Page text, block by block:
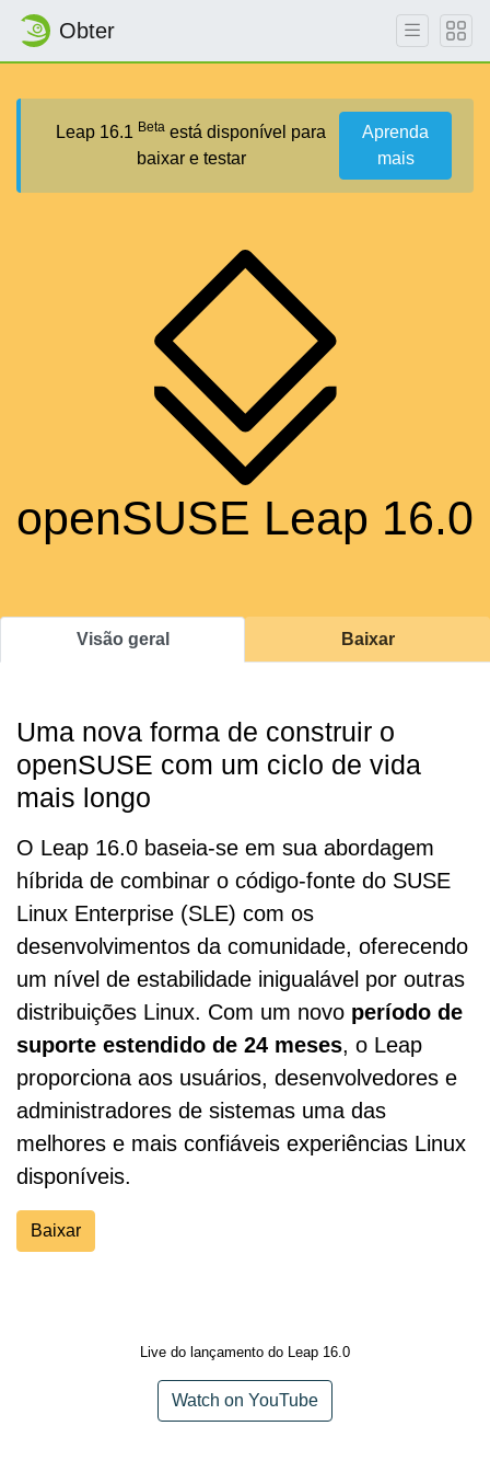
Obter
Leap 16.1 Beta está disponível para
baixar e testar
Aprenda
mais
openSUSE Leap 16.0
Visão geral Baixar
Uma nova forma de construir o
openSUSE com um ciclo de vida
mais longo
O Leap 16.0 baseia-se em sua abordagem
híbrida de combinar o código-fonte do SUSE
Linux Enterprise (SLE) com os
desenvolvimentos da comunidade, oferecendo
um nível de estabilidade inigualável por outras
distribuições Linux. Com um novo período de
suporte estendido de 24 meses, o Leap
proporciona aos usuários, desenvolvedores e
administradores de sistemas uma das
melhores e mais confiáveis experiências Linux
disponíveis.
Baixar
Live do lançamento do Leap 16.0
Watch on YouTube